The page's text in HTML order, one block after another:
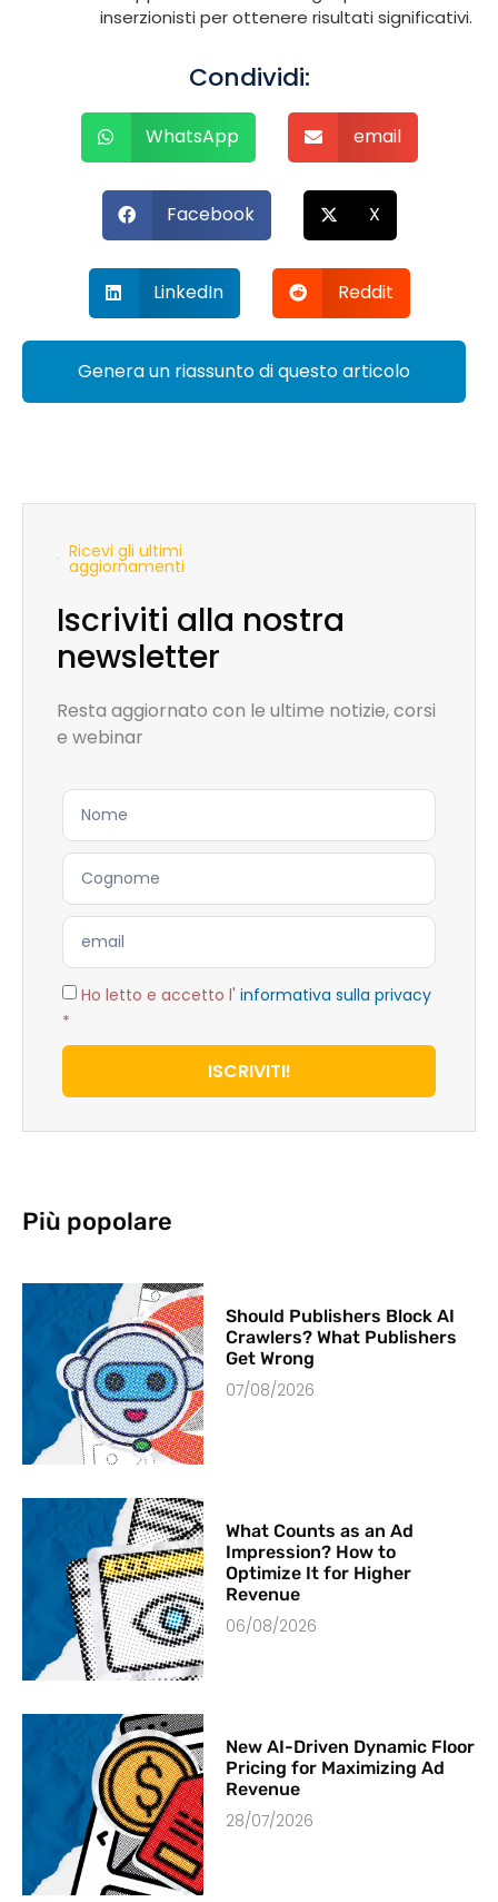
inserzionisti per ottenere risultati significativi.
Condividi:
WhatsApp email
Facebook X
LinkedIn Reddit
Genera un riassunto di questo articolo
Ricevi gli ultimi
aggiornamenti
Iscriviti alla nostra
newsletter
Resta aggiornato con le ultime notizie, corsi
e webinar
Ho letto e accetto l' informativa sulla privacy
*
ISCRIVITI!
Più popolare
Should Publishers Block AI
Crawlers? What Publishers
Get Wrong
07/08/2026
What Counts as an Ad
Impression? How to
Optimize It for Higher
Revenue
06/08/2026
New AI-Driven Dynamic Floor
Pricing for Maximizing Ad
Revenue
28/07/2026